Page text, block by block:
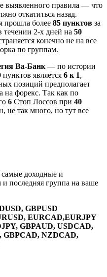
выявленного правила — что
откатиться назад.
прошла более 85 пунктов за
течении 2-х дней на 50
конечно не на все
по группам.
Ва-Банк — по истории
пунктов является 6 к 1,
позиций предполагает
на форекс. Так как по
6 Стоп Лоссов при 40
не так много, но тут все
доходные и
последняя группа на ваше
GBPUSD
EURCAD,EURJPY
GBPAUD, USDCAD,
GBPCAD, NZDCAD,